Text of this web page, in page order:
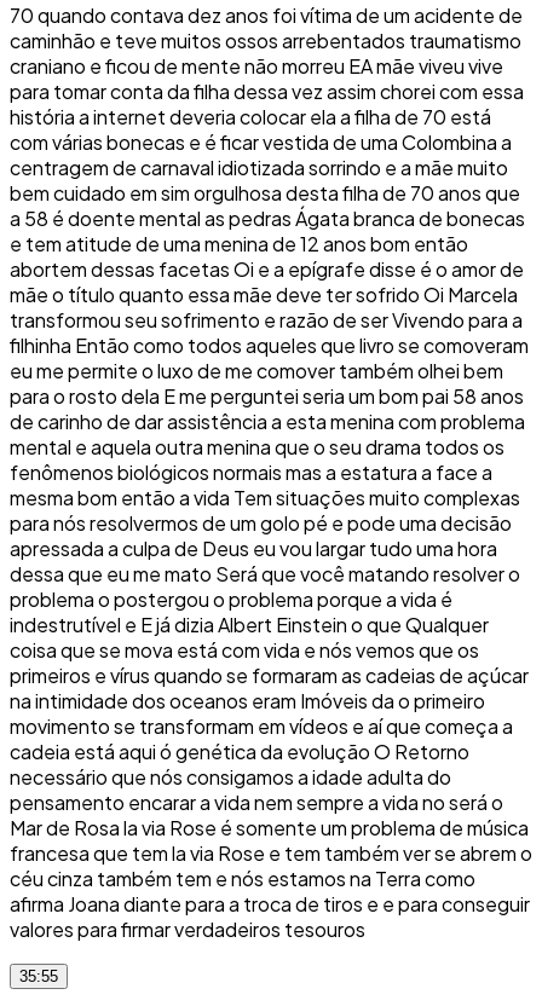
70 quando contava dez anos foi vítima de um acidente de
caminhão e teve muitos ossos arrebentados traumatismo
craniano e ficou de mente não morreu EA mãe viveu vive
para tomar conta da filha dessa vez assim chorei com essa
história a internet deveria colocar ela a filha de 70 está
com várias bonecas e é ficar vestida de uma Colombina a
centragem de carnaval idiotizada sorrindo e a mãe muito
bem cuidado em sim orgulhosa desta filha de 70 anos que
a 58 é doente mental as pedras Ágata branca de bonecas
e tem atitude de uma menina de 12 anos bom então
abortem dessas facetas Oi e a epígrafe disse é o amor de
mãe o título quanto essa mãe deve ter sofrido Oi Marcela
transformou seu sofrimento e razão de ser Vivendo para a
filhinha Então como todos aqueles que livro se comoveram
eu me permite o luxo de me comover também olhei bem
para o rosto dela E me perguntei seria um bom pai 58 anos
de carinho de dar assistência a esta menina com problema
mental e aquela outra menina que o seu drama todos os
fenômenos biológicos normais mas a estatura a face a
mesma bom então a vida Tem situações muito complexas
para nós resolvermos de um golo pé e pode uma decisão
apressada a culpa de Deus eu vou largar tudo uma hora
dessa que eu me mato Será que você matando resolver o
problema o postergou o problema porque a vida é
indestrutível e E já dizia Albert Einstein o que Qualquer
coisa que se mova está com vida e nós vemos que os
primeiros e vírus quando se formaram as cadeias de açúcar
na intimidade dos oceanos eram Imóveis da o primeiro
movimento se transformam em vídeos e aí que começa a
cadeia está aqui ó genética da evolução O Retorno
necessário que nós consigamos a idade adulta do
pensamento encarar a vida nem sempre a vida no será o
Mar de Rosa la via Rose é somente um problema de música
francesa que tem la via Rose e tem também ver se abrem o
céu cinza também tem e nós estamos na Terra como
afirma Joana diante para a troca de tiros e e para conseguir
valores para firmar verdadeiros tesouros
35:55